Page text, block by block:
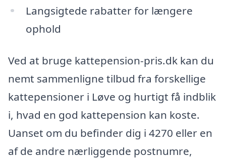
Langsigtede rabatter for længere
ophold
Ved at bruge kattepension-pris.dk kan du
nemt sammenligne tilbud fra forskellige
kattepensioner i Løve og hurtigt få indblik
i, hvad en god kattepension kan koste.
Uanset om du befinder dig i 4270 eller en
af de andre nærliggende postnumre,